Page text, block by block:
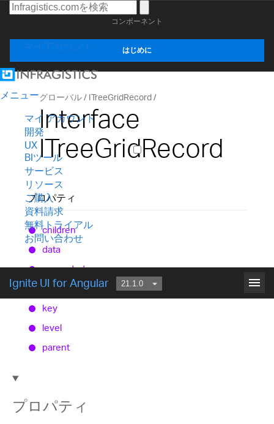
マイアカウント
メニュー
マイ アカウント
開発
UX
BIツール
サービス
リソース
ご購入
資料請求
無料トライアル
お問い合わせ
Ignite UI for Angular menu
コンポーネント
はじめに
グローバル ITreeGridRecord
Interface
ITreeGridRecord
プロパティ
children
data
expanded
is Filtered OutParent
key
level
parent
プロパティ